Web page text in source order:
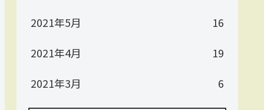
2021年5月
16
2021年4月
19
2021年3月
6